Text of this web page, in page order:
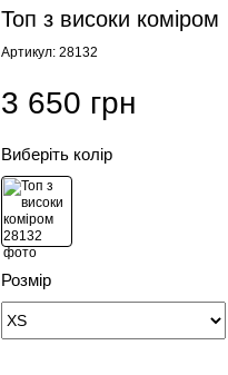
Топ з високи коміром
Артикул: 28132
3 650 грн
Виберіть колір
Розмір